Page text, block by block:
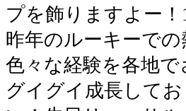
プを飾りますよー！
昨年のルーキーで
色々な経験を各地
グイグイ成長して